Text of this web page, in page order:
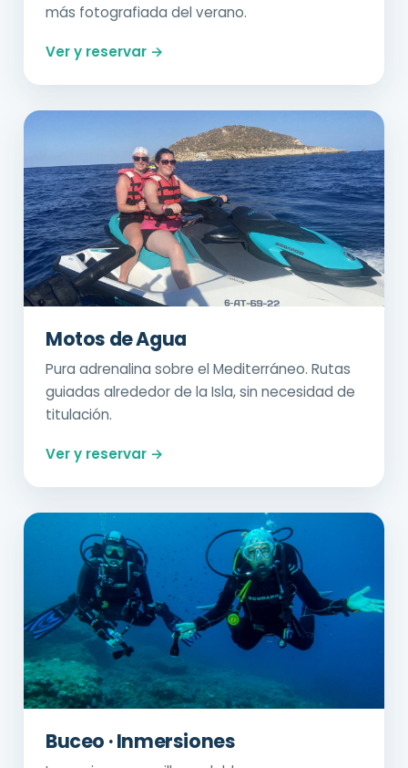
más fotografiada del verano.
Ver y reservar →
Motos de Agua
Pura adrenalina sobre el Mediterráneo. Rutas
guiadas alrededor de la Isla, sin necesidad de
titulación.
Ver y reservar →
Buceo · Inmersiones